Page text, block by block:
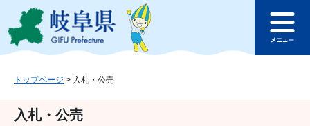
ジ
ュ
このページの本文へ
ュ
トップページ > 入札・公売
入札・公売